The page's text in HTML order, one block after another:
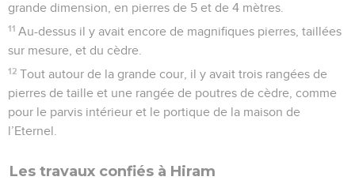
grande dimension, en pierres de 5 et de 4 mètres.
11 Au-dessus il y avait encore de magnifiques pierres, taillées
sur mesure, et du cèdre.
12 Tout autour de la grande cour, il y avait trois rangées de
pierres de taille et une rangée de poutres de cèdre, comme
pour le parvis intérieur et le portique de la maison de
l’Eternel.
Les travaux confiés à Hiram